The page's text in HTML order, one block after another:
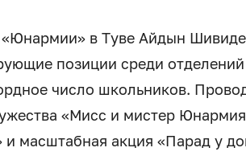
в Туве Айдын
позиции среди
число школьников.
«Мисс и мистер
масштабная акция «Парад у